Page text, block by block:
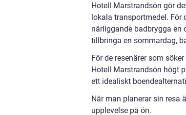
Hotell Marstrandsön gör
lokala transportmedel. För
närliggande badbrygga en
tillbringa en sommardag,
För de resenärer som
Hotell Marstrandsön högt
ett idealiskt
När man planerar sin resa
upplevelse på ön.